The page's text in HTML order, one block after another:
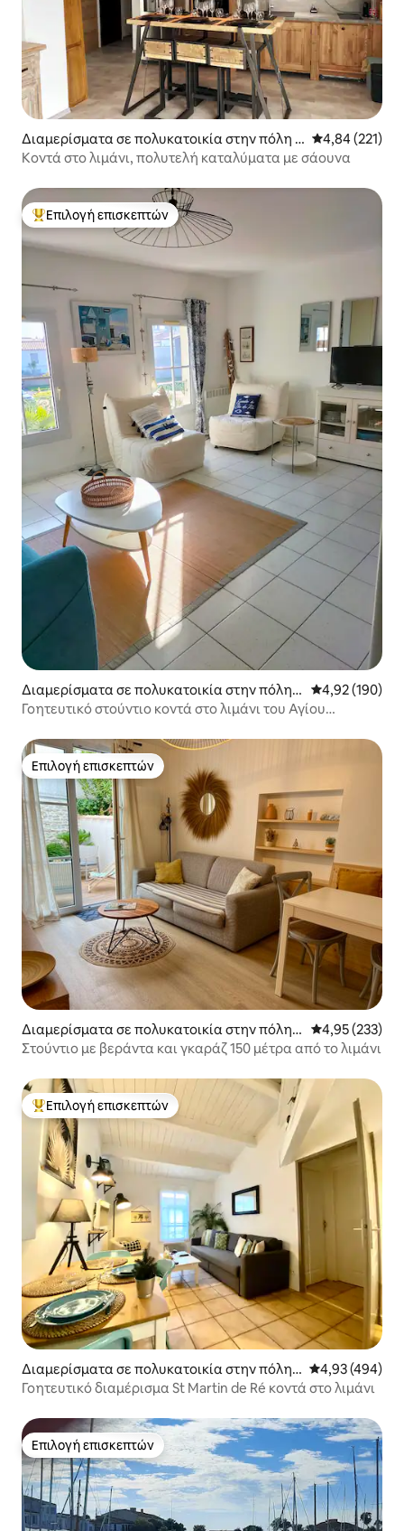
Διαμερίσματα σε πολυκατοικία στην πόλη S
aint-Martin-de-Ré
Μέση
4,84 (221)
Κοντά στο λιμάνι, πολυτελή καταλύματα με σάουνα
Κορυφαία επιλογή επισκεπτών
Επιλογή επισκεπτών
Διαμερίσματα σε πολυκατοικία στην πόλη S
aint-Martin-de-Ré
Μέση
4,92 (190)
Γοητευτικό στούντιο κοντά στο λιμάνι του Αγίου
Επιλογή επισκεπτών
Επιλογή επισκεπτών
Διαμερίσματα σε πολυκατοικία στην πόλη S
aint-Martin-de-Ré
Μέση
4,95 (233)
Στούντιο με βεράντα και γκαράζ 150 μέτρα από το λιμάνι
Κορυφαία επιλογή επισκεπτών
Επιλογή επισκεπτών
Διαμερίσματα σε πολυκατοικία στην πόλη S
aint-Martin-de-Ré
Μέση
4,93 (494)
Γοητευτικό διαμέρισμα St Martin de Ré κοντά στο λιμάνι
Επιλογή επισκεπτών
Επιλογή επισκεπτών